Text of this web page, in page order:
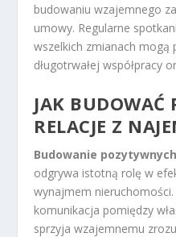
budowaniu wzajemnego
umowy. Regularne
wszelkich zmianach mogą
długotrwałej współpracy
JAK BUDOWAĆ
RELACJE Z
Budowanie
odgrywa istotną rolę w
wynajmem
komunikacja pomiędzy
sprzyja wzajemnemu